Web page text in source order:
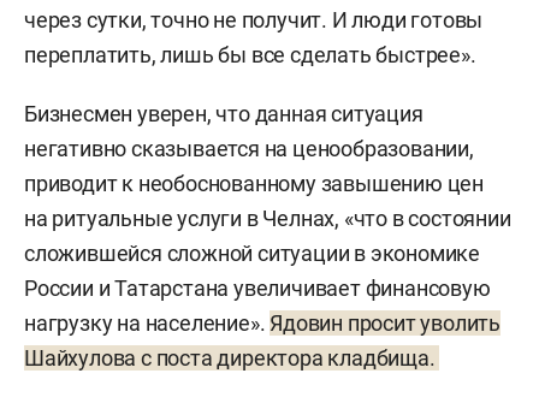
через сутки, точно не получит. И люди готовы
переплатить, лишь бы все сделать быстрее».
Бизнесмен уверен, что данная ситуация
негативно сказывается на ценообразовании,
приводит к необоснованному завышению цен
на ритуальные услуги в Челнах, «что в состоянии
сложившейся сложной ситуации в экономике
России и Татарстана увеличивает финансовую
нагрузку на население». Ядовин просит уволить
Шайхулова с поста директора кладбища.